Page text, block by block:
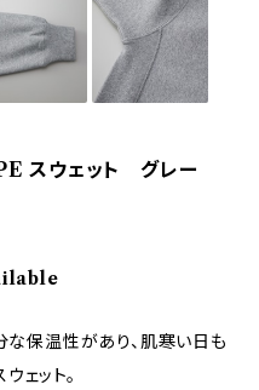
スウェット グレー
保温性があり、肌寒い日も
ェット。